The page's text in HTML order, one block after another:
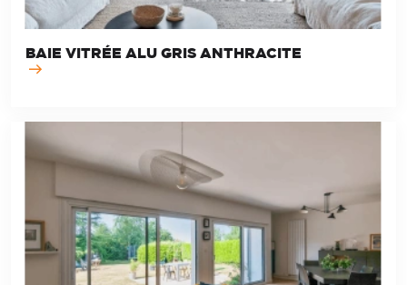
BAIE VITRÉE ALU GRIS ANTHRACITE